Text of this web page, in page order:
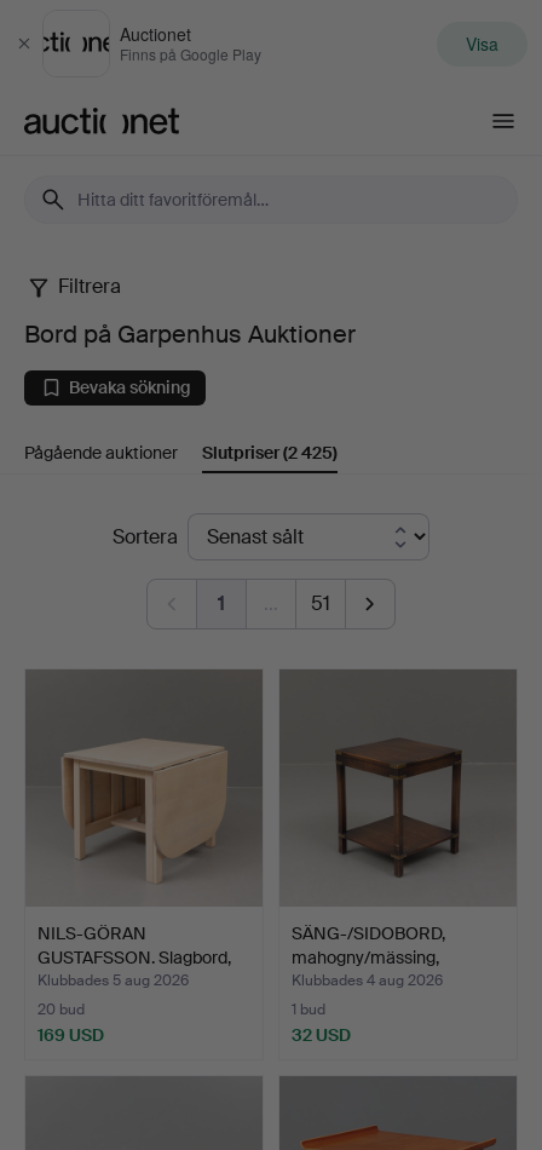
Stäng
Auctionet
Finns på Google Play Visa
Bord
på
Garpenhus
Auktioner
Filtrera
Bord på Garpenhus Auktioner
Bevaka sökning
Pågående auktioner Slutpriser(2 425)
SlutpriserSortera
1 … 51
NILS-GÖRAN
GUSTAFSSON. Slagbord,
björk, "B…
Klubbades 5 aug 2026
20 bud
169 USD
SÄNG-/SIDOBORD,
mahogny/mässing,
Reprodux,…
Klubbades 4 aug 2026
1 bud
32 USD